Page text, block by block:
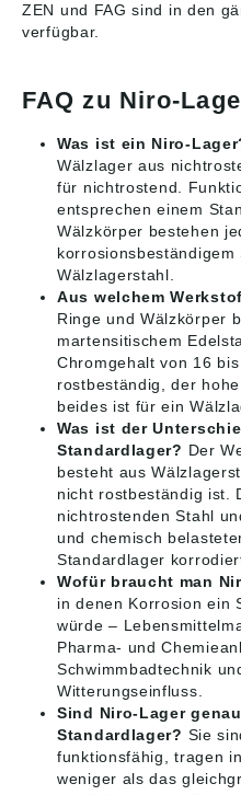
ZEN und FAG sind in den
verfügbar.
FAQ zu Niro-
Was ist ein Niro-
Wälzlager aus
für nichtrostend.
entsprechen einem
Wälzkörper bestehen
Wälzlagerstahl.
Aus welchem
Ringe und Wälzkörper
martensitischem
Chromgehalt von 16
rostbeständig, der
beides ist für ein
Was ist der
Standardlager? Der
besteht aus
nicht rostbeständig ist.
nichtrostenden Stahl
und chemisch
Standardlager
Wofür braucht man
in denen Korrosion ein
würde –
Pharma- und
Schwimmbadtechnik
Witterungseinfluss.
Sind Niro-Lager
Standardlager? Sie
funktionsfähig, tragen
weniger als das